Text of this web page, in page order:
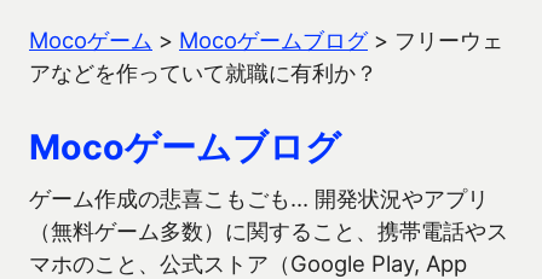
Mocoゲーム > Mocoゲームブログ> フリーウェ
アなどを作っていて就職に有利か？
Mocoゲームブログ
ゲーム作成の悲喜こもごも… 開発状況やアプリ
（無料ゲーム多数）に関すること、携帯電話やス
マホのこと、公式ストア（Google Play, App